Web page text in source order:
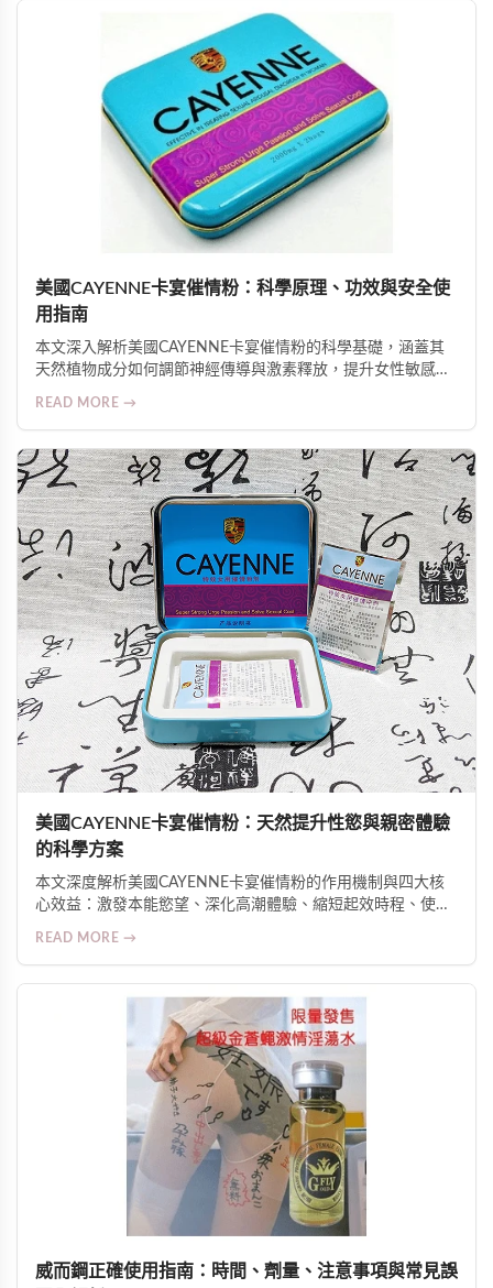
美國CAYENNE卡宴催情粉：科學原理、功效與安全使
用指南
本文深入解析美國CAYENNE卡宴催情粉的科學基礎，涵蓋其
天然植物成分如何調節神經傳導與激素釋放，提升女性敏感
進作用。
READ MORE →
美國CAYENNE卡宴催情粉：天然提升性慾與親密體驗
的科學方案
本文深度解析美國CAYENNE卡宴催情粉的作用機制與四大核
心效益：激發本能慾望、深化高潮體驗、縮短起效時程、使用
據。
READ MORE →
威而鋼正確使用指南：時間、劑量、注意事項與常見誤